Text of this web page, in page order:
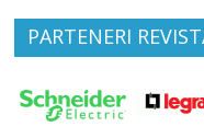
PARTENERI